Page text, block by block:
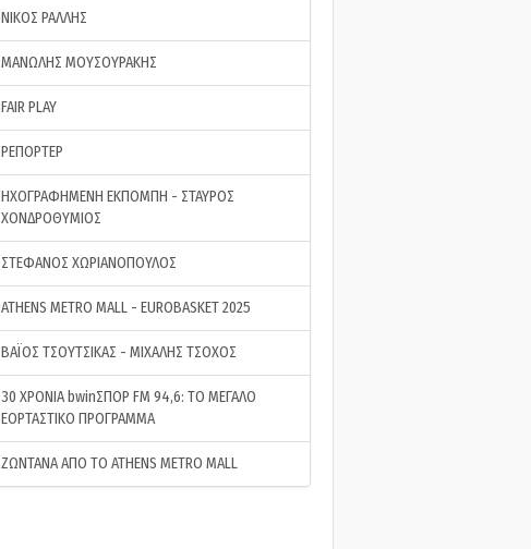
ΝΙΚΟΣ ΡΑΛΛΗΣ
ΜΑΝΩΛΗΣ ΜΟΥΣΟΥΡΑΚΗΣ
FAIR PLAY
ΡΕΠΟΡΤΕΡ
ΗΧΟΓΡΑΦΗΜΕΝΗ ΕΚΠΟΜΠΗ - ΣΤΑΥΡΟΣ
ΧΟΝΔΡΟΘΥΜΙΟΣ
ΣΤΕΦΑΝΟΣ ΧΩΡΙΑΝΟΠΟΥΛΟΣ
ATHENS METRO MALL - EUROBASKET 2025
ΒΑΪΟΣ ΤΣΟΥΤΣΙΚΑΣ - ΜΙΧΑΛΗΣ ΤΣΟΧΟΣ
30 ΧΡΟΝΙΑ bwinΣΠΟΡ FM 94,6: ΤΟ ΜΕΓΑΛΟ
ΕΟΡΤΑΣΤΙΚΟ ΠΡΟΓΡΑΜΜΑ
ΖΩΝΤΑΝΑ ΑΠΟ ΤΟ ATHENS METRO MALL